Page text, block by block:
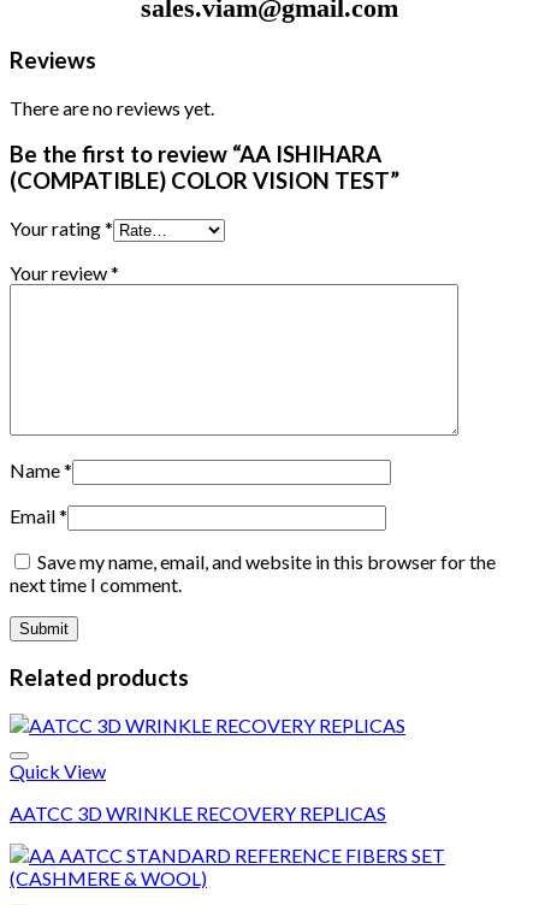
sales.viam@gmail.com
Reviews
There are no reviews yet.
Be the first to review “AA ISHIHARA
(COMPATIBLE) COLOR VISION TEST”
Your rating*
Your review*
Name*
Email*
Save my name, email, and website in this browser for the
next time I comment.
Related products
Quick View
AATCC 3D WRINKLE RECOVERY REPLICAS